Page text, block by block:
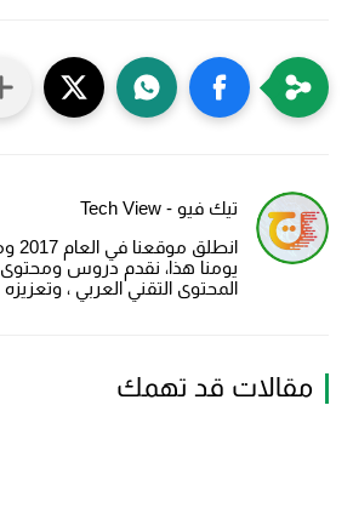
تيك فيو - Tech View
يومنا هذا، نقدم دروس ومحتوى
المحتوى التقني العربي ،
مقالات قد تهمك